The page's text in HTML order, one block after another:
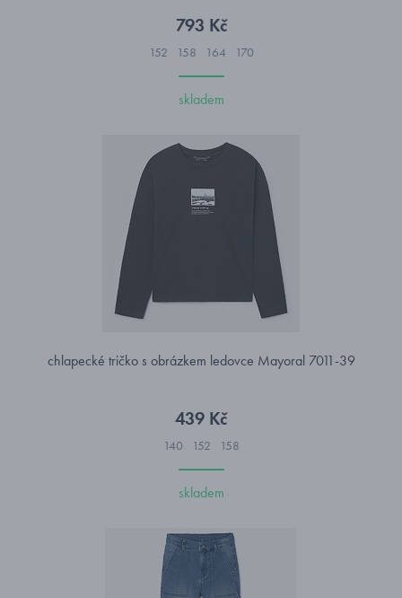
793 Kč
152 158 164 170
skladem
chlapecké tričko s obrázkem ledovce Mayoral 7011-39
439 Kč
140 152 158
skladem